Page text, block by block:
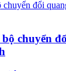
chuyển